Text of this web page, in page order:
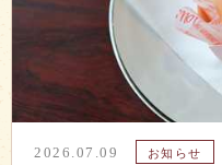
2026.07.09 お知らせ